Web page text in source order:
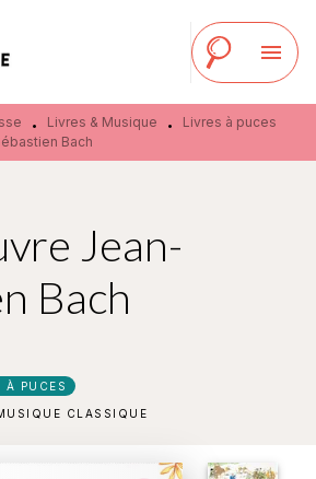
menu
• Livres & Musique •
Livres à puces
Bach
Jean-
Bach
À PUCES
CLASSIQUE